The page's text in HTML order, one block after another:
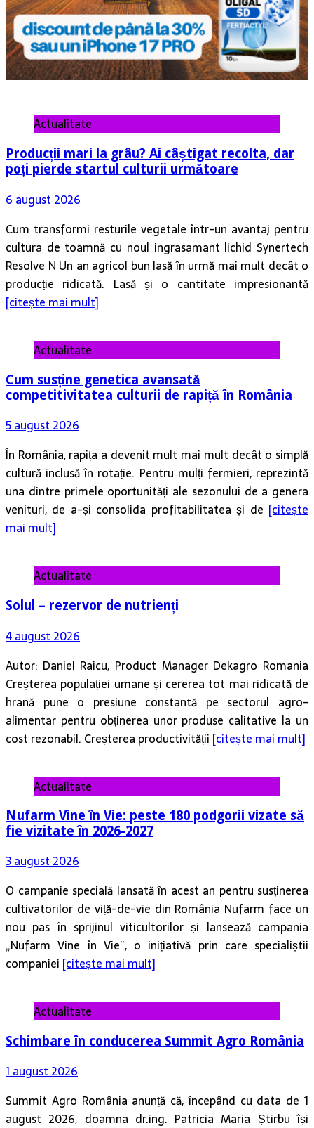
Actualitate
Producții mari la grâu? Ai câștigat recolta, dar
poți pierde startul culturii următoare
6 august 2026
Cum transformi resturile vegetale într-un avantaj pentru
cultura de toamnă cu noul ingrasamant lichid Synertech
Resolve N Un an agricol bun lasă în urmă mai mult decât o
producție ridicată. Lasă și o cantitate impresionantă
[citește mai mult]
Actualitate
Cum susține genetica avansată
competitivitatea culturii de rapiță în România
5 august 2026
În România, rapița a devenit mult mai mult decât o simplă
cultură inclusă în rotație. Pentru mulți fermieri, reprezintă
una dintre primele oportunități ale sezonului de a genera
venituri, de a-și consolida profitabilitatea și de [citește
mai mult]
Actualitate
Solul – rezervor de nutrienți
4 august 2026
Autor: Daniel Raicu, Product Manager Dekagro Romania
Creșterea populației umane și cererea tot mai ridicată de
hrană pune o presiune constantă pe sectorul agro-
alimentar pentru obținerea unor produse calitative la un
cost rezonabil. Creșterea productivității [citește mai mult]
Actualitate
Nufarm Vine în Vie: peste 180 podgorii vizate să
fie vizitate în 2026-2027
3 august 2026
O campanie specială lansată în acest an pentru susținerea
cultivatorilor de viță-de-vie din România Nufarm face un
nou pas în sprijinul viticultorilor și lansează campania
„Nufarm Vine în Vie”, o inițiativă prin care specialiștii
companiei [citește mai mult]
Actualitate
Schimbare în conducerea Summit Agro România
1 august 2026
Summit Agro România anunță că, începând cu data de 1
august 2026, doamna dr.ing. Patricia Maria Știrbu își